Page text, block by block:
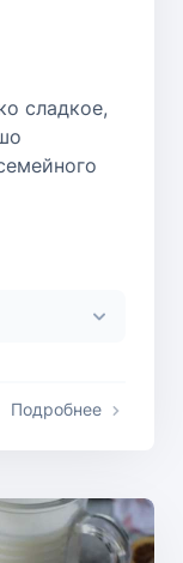
сладкое,
Подробнее